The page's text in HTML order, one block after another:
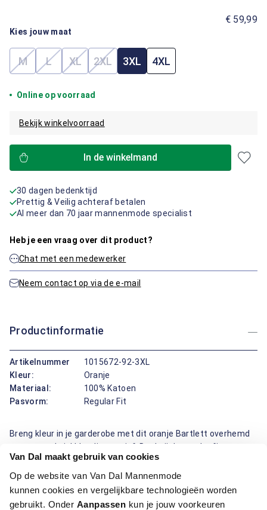
Van Dal maakt gebruik van cookies
Op de website van Van Dal Mannenmode
kunnen cookies en vergelijkbare technologieën worden
gebruikt. Onder Aanpassen kun je jouw voorkeuren
€ 59,99
Kies jouw maat
M(Deze optie is momenteel niet beschikbaar.)
L(Deze optie is momenteel niet beschikbaar.)
XL(Deze optie is momenteel niet beschikbaar.)
2XL(Deze optie is momenteel niet
3XL 4XL
Online op voorraad
Bekijk winkelvoorraad
In de winkelmand
30 dagen bedenktijd
Prettig & Veilig achteraf betalen
Al meer dan 70 jaar mannenmode specialist
Heb je een vraag over dit product?
Chat met een medewerker
Neem contact op via de e-mail
Productinformatie
Artikelnummer
1015672-92-3XL
Kleur:
Oranje
Materiaal:
100% Katoen
Pasvorm:
Regular Fit
Breng kleur in je garderobe met dit oranje Bartlett overhemd
met een subtiel blaadjesmotief. Dankzij de regular fit
pasvorm zit het overhemd comfortabel zonder in te leveren
op een verzorgde uitstraling. Gemaakt van 100% katoen biedt
dit overhemd ademend draagcomfort, ideaal voor dagelijks
gebruik. De borstzak voegt een praktisch detail toe, terwijl